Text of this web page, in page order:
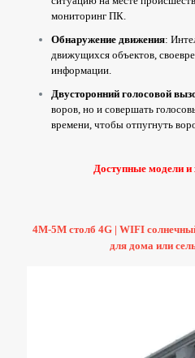
мониторинг ПК.
Обнаружение движения:
движущихся объектов,
информации.
Двусторонний голосовой
воров, но и совершать
времени, чтобы отпугнуть
Доступные модели и
4M-5M столб 4G | WIFI
для дома или